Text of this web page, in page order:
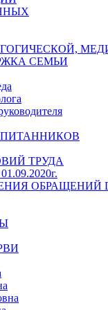
СЕМЬИ
ТРУДА
ОБРАЩЕНИЙ